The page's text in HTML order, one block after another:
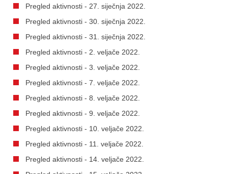
Pregled aktivnosti - 27. siječnja 2022.
Pregled aktivnosti - 30. siječnja 2022.
Pregled aktivnosti - 31. siječnja 2022.
Pregled aktivnosti - 2. veljače 2022.
Pregled aktivnosti - 3. veljače 2022.
Pregled aktivnosti - 7. veljače 2022.
Pregled aktivnosti - 8. veljače 2022.
Pregled aktivnosti - 9. veljače 2022.
Pregled aktivnosti - 10. veljače 2022.
Pregled aktivnosti - 11. veljače 2022.
Pregled aktivnosti - 14. veljače 2022.